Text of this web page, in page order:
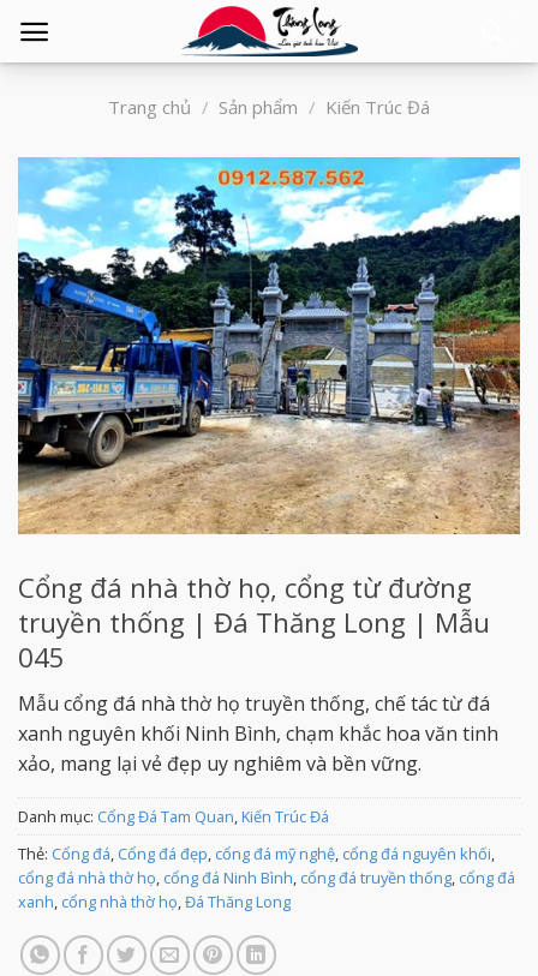
Trang chủ / Sản phẩm / Kiến Trúc Đá
Cổng đá nhà thờ họ, cổng từ đường
truyền thống | Đá Thăng Long | Mẫu
045
Mẫu cổng đá nhà thờ họ truyền thống, chế tác từ đá
xanh nguyên khối Ninh Bình, chạm khắc hoa văn tinh
xảo, mang lại vẻ đẹp uy nghiêm và bền vững.
Danh mục: Cổng Đá Tam Quan,Kiến Trúc Đá
Thẻ: Cổng đá, Cổng đá đẹp, cổng đá mỹ nghệ, cổng đá nguyên khối,
cổng đá nhà thờ họ, cổng đá Ninh Bình, cổng đá truyền thống, cổng đá
xanh, cổng nhà thờ họ,Đá Thăng Long